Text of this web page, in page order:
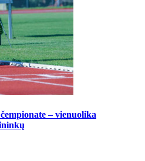
– vienuolika